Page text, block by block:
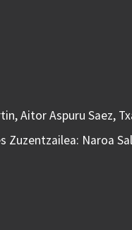
Aitor Aspuru Saez,
Zuzentzailea: Naroa